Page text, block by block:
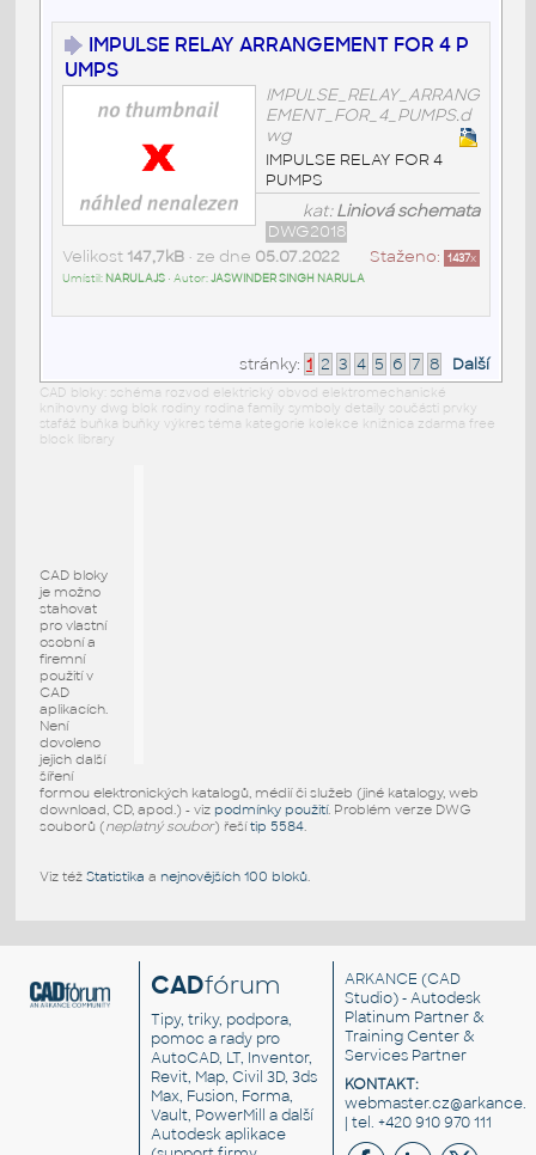
IMPULSE RELAY ARRANGEMENT FOR 4 P
UMPS
IMPULSE_RELAY_ARRANG
EMENT_FOR_4_PUMPS.d
wg
IMPULSE RELAY FOR 4
PUMPS
kat:Liniová schemata
DWG2018
Staženo: 1437x
Velikost 147,7kB• ze dne 05.07.2022
Umístil: NARULAJS• Autor:JASWINDER SINGH NARULA
stránky: 1 2 3 4 5 6 7 8 Další
CAD bloky: schéma rozvod elektrický obvod elektromechanické
knihovny dwg blok rodiny rodina family symboly detaily součásti prvky
stafáž buňka buňky výkres téma kategorie kolekce knižnica zdarma free
block library
CAD bloky
je možno
stahovat
pro vlastní
osobní a
firemní
použití v
CAD
aplikacích.
Není
dovoleno
jejich další
šíření
formou elektronických katalogů, médií či služeb (jiné katalogy, web
download, CD, apod.) - viz podmínky použití. Problém verze DWG
souborů (neplatný soubor) řešítip 5584.
Viz též Statistika a nejnovějších 100 bloků.
CADfórum
Tipy, triky, podpora,
pomoc a rady pro
AutoCAD, LT, Inventor,
Revit, Map, Civil 3D, 3ds
Max, Fusion, Forma,
Vault, PowerMill a další
Autodesk aplikace
ARKANCE (CAD
Studio) - Autodesk
Platinum Partner &
Training Center &
Services Partner
KONTAKT:
| tel. +420 910 970 111